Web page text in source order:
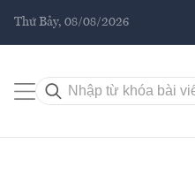
Thứ Bảy, 08/08/2026